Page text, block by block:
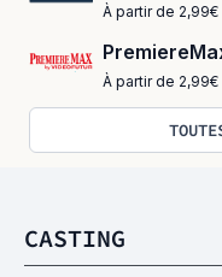
À partir de 2,99€
À partir de 2,99€
CASTING